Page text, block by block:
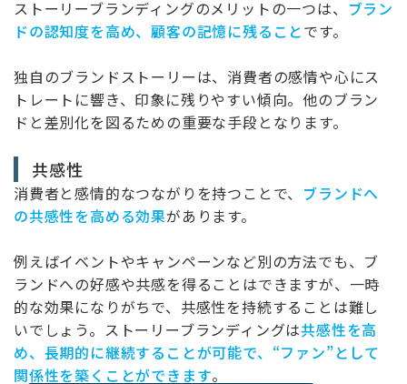
ストーリーブランディングのメリットの一つは、 ブラン
ドの認知度を高め、顧客の記憶に残ることです。
独自のブランドストーリーは、消費者の感情や心にス
トレートに響き、印象に残りやすい傾向。他のブラン
ドと差別化を図るための重要な手段となります。
共感性
消費者と感情的なつながりを持つことで、 ブランドへ
の共感性を高める効果があります。
例えばイベントやキャンペーンなど別の方法でも、ブ
ランドへの好感や共感を得ることはできますが、一時
的な効果になりがちで、共感性を持続することは難し
いでしょう。ストーリーブランディングは共感性を高
め、長期的に継続することが可能で、“ファン”として
関係性を築くことができます。